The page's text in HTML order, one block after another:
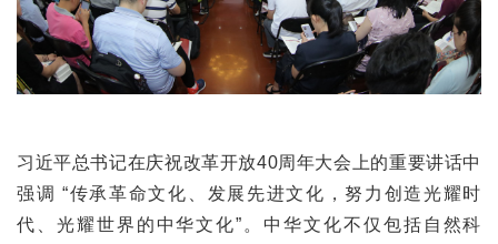
习近平总书记在庆祝改革开放40周年大会上的重要讲话中
强调 “传承革命文化、发展先进文化，努力创造光耀时
代、光耀世界的中华文化”。中华文化不仅包括自然科